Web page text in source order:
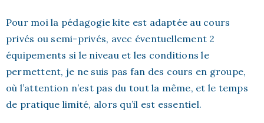
Pour moi la pédagogie kite est adaptée au cours
privés ou semi-privés, avec éventuellement 2
équipements si le niveau et les conditions le
permettent, je ne suis pas fan des cours en groupe,
où l’attention n’est pas du tout la même, et le temps
de pratique limité, alors qu’il est essentiel.